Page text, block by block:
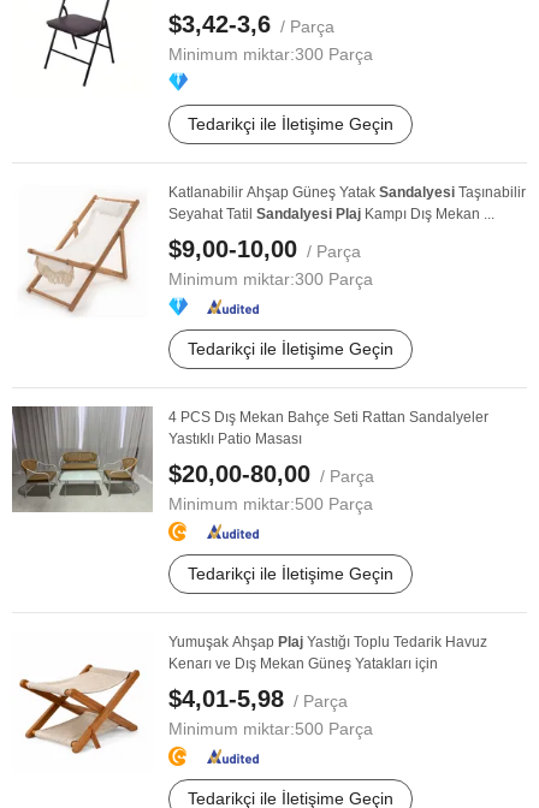
$3,42-3,6 / Parça
Minimum miktar:300 Parça
Tedarikçi ile İletişime Geçin
Katlanabilir Ahşap Güneş Yatak Sandalyesi Taşınabilir
Seyahat Tatil Sandalyesi Plaj Kampı Dış Mekan ...
$9,00-10,00 / Parça
Minimum miktar:300 Parça
Tedarikçi ile İletişime Geçin
4 PCS Dış Mekan Bahçe Seti Rattan Sandalyeler
Yastıklı Patio Masası
$20,00-80,00 / Parça
Minimum miktar:500 Parça
Tedarikçi ile İletişime Geçin
Yumuşak Ahşap Plaj Yastığı Toplu Tedarik Havuz
Kenarı ve Dış Mekan Güneş Yatakları için
$4,01-5,98 / Parça
Minimum miktar:500 Parça
Tedarikçi ile İletişime Geçin